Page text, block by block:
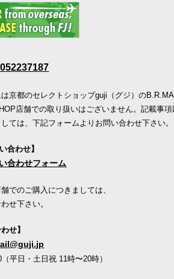
京都のセレクトショップguji（グジ）の
店舗での取り扱いはございません。記載事項
ては、下記フォームよりお問い合わせ下さい。
合わせ】
合わせフォーム
でのご購入につきましては、
せ下さい。
せ】
平日・土日祝 11時〜20時）